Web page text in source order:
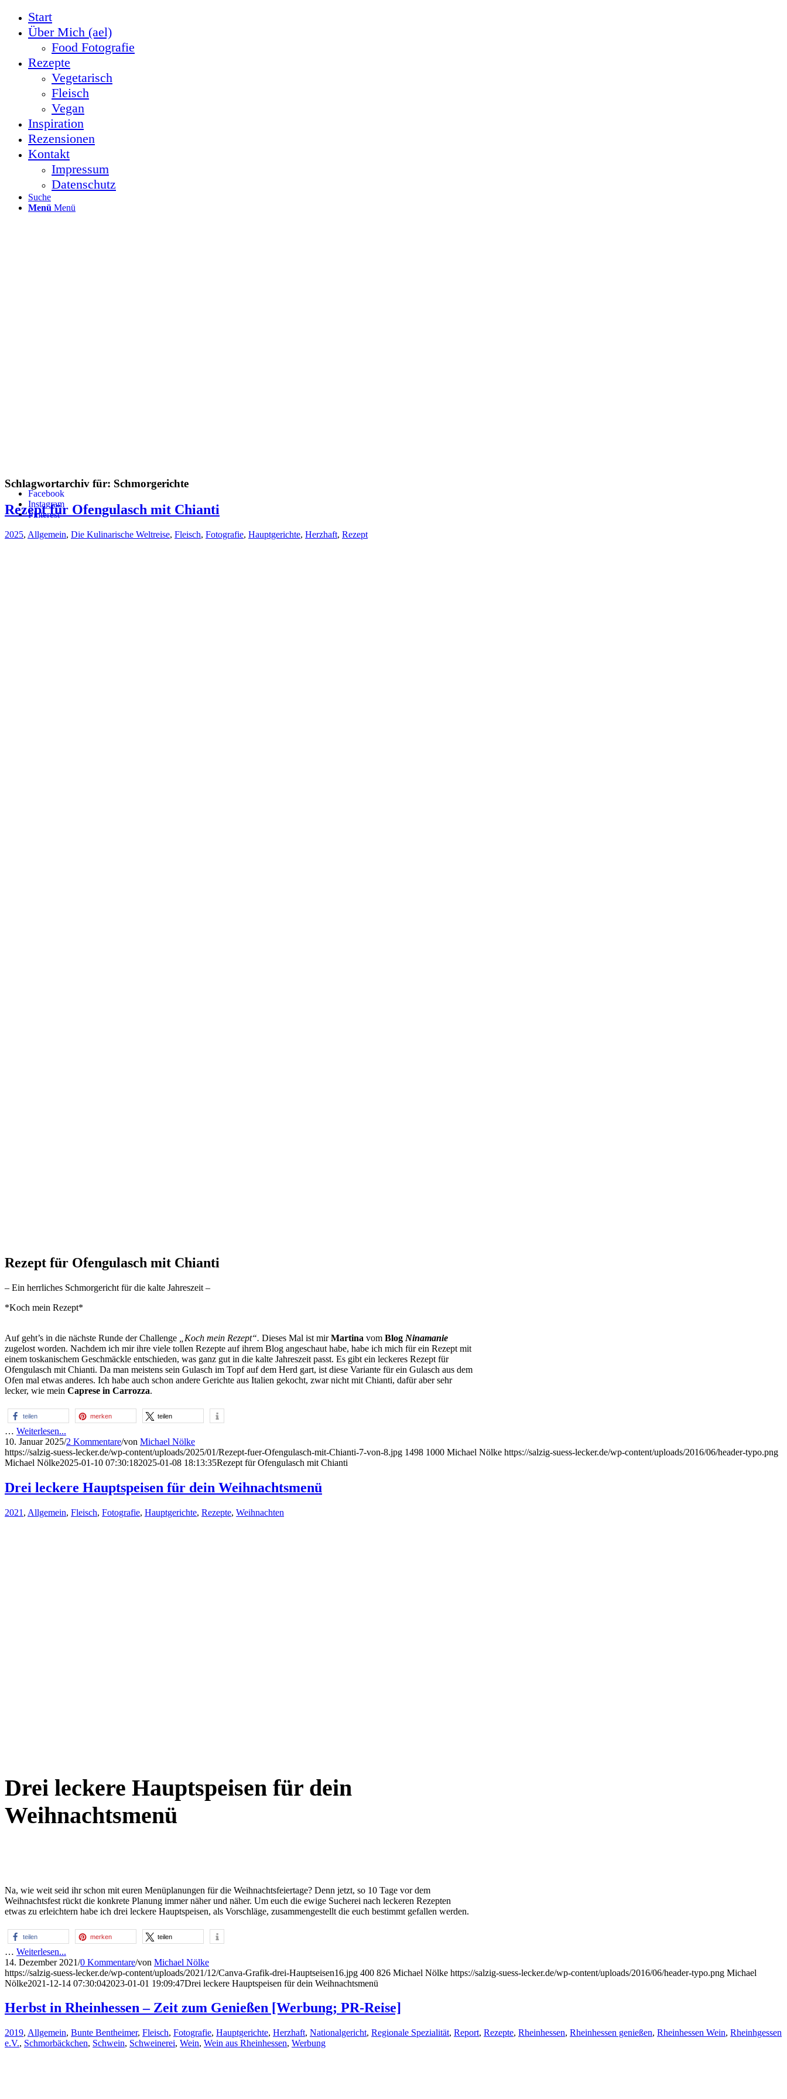
Start
Über Mich (ael)
Food Fotografie
Rezepte
Vegetarisch
Fleisch
Vegan
Inspiration
Rezensionen
Kontakt
Impressum
Datenschutz
Suche
Menü Menü
Facebook
Instagram
Pinterest
Schlagwortarchiv für: Schmorgerichte
Rezept für Ofengulasch mit Chianti
2025, Allgemein, Die Kulinarische Weltreise, Fleisch, Fotografie, Hauptgerichte, Herzhaft, Rezept
Rezept für Ofengulasch mit Chianti
– Ein herrliches Schmorgericht für die kalte Jahreszeit –
*Koch mein Rezept*
Auf geht’s in die nächste Runde der Challenge „Koch mein Rezept“. Dieses Mal ist mirMartina vom Blog Ninamanie
zugelost worden. Nachdem ich mir ihre viele tollen Rezepte auf ihrem Blog angeschaut habe, habe ich mich für ein Rezept mit
einem toskanischem Geschmäckle entschieden, was ganz gut in die kalte Jahreszeit passt. Es gibt ein leckeres Rezept für
Ofengulasch mit Chianti. Da man meistens sein Gulasch im Topf auf dem Herd gart, ist diese Variante für ein Gulasch aus dem
Ofen mal etwas anderes. Ich habe auch schon andere Gerichte aus Italien gekocht, zwar nicht mit Chianti, dafür aber sehr
lecker, wie mein Caprese in Carrozza.
teilen merken teilen
… Weiterlesen...
10. Januar 2025/2 Kommentare/von Michael Nölke
https://salzig-suess-lecker.de/wp-content/uploads/2025/01/Rezept-fuer-Ofengulasch-mit-Chianti-7-von-8.jpg 1498 1000 Michael Nölke https://salzig-suess-lecker.de/wp-content/uploads/2016/06/header-typo.png
Michael Nölke2025-01-10 07:30:182025-01-08 18:13:35Rezept für Ofengulasch mit Chianti
Drei leckere Hauptspeisen für dein Weihnachtsmenü
2021 , Allgemein, Fleisch, Fotografie, Hauptgerichte, Rezepte, Weihnachten
Drei leckere Hauptspeisen für dein
Weihnachtsmenü
Na, wie weit seid ihr schon mit euren Menüplanungen für die Weihnachtsfeiertage? Denn jetzt, so 10 Tage vor dem
Weihnachtsfest rückt die konkrete Planung immer näher und näher. Um euch die ewige Sucherei nach leckeren Rezepten
etwas zu erleichtern habe ich drei leckere Hauptspeisen, als Vorschläge, zusammengestellt die euch bestimmt gefallen werden.
teilen merken teilen
… Weiterlesen...
14. Dezember 2021/0 Kommentare/von Michael Nölke
https://salzig-suess-lecker.de/wp-content/uploads/2021/12/Canva-Grafik-drei-Hauptseisen16.jpg 400 826 Michael Nölke https://salzig-suess-lecker.de/wp-content/uploads/2016/06/header-typo.png Michael
Nölke2021-12-14 07:30:042023-01-01 19:09:47Drei leckere Hauptspeisen für dein Weihnachtsmenü
Herbst in Rheinhessen – Zeit zum Genießen [Werbung; PR-Reise]
2019, Allgemein, Bunte Bentheimer, Fleisch, Fotografie, Hauptgerichte, Herzhaft, Nationalgericht, Regionale Spezialität, Report, Rezepte, Rheinhessen, Rheinhessen genießen, Rheinhessen Wein, Rheinhgessen
e.V., Schmorbäckchen, Schwein, Schweinerei, Wein, Wein aus Rheinhessen, Werbung